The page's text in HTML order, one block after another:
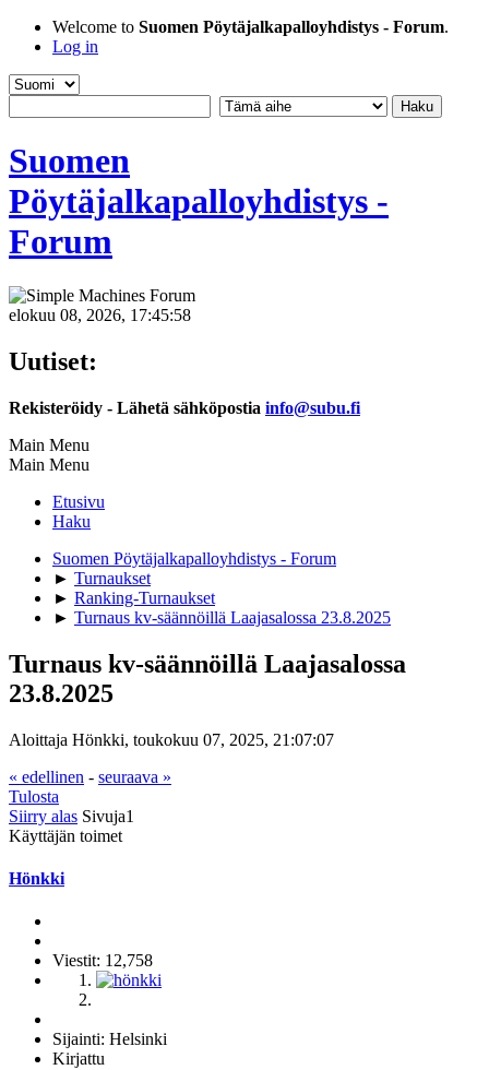
Welcome to Suomen Pöytäjalkapalloyhdistys - Forum.
Log in
Suomen
Pöytäjalkapalloyhdistys -
Forum
elokuu 08, 2026, 17:45:58
Uutiset:
Rekisteröidy - Lähetä sähköpostia info@subu.fi
Main Menu
Main Menu
Etusivu
Haku
Suomen Pöytäjalkapalloyhdistys - Forum
► Turnaukset
► Ranking-Turnaukset
► Turnaus kv-säännöillä Laajasalossa 23.8.2025
Turnaus kv-säännöillä Laajasalossa
23.8.2025
Aloittaja Hönkki, toukokuu 07, 2025, 21:07:07
« edellinen - seuraava »
Tulosta
Siirry alas Sivuja1
Käyttäjän toimet
Hönkki
Viestit: 12,758
Sijainti: Helsinki
Kirjattu